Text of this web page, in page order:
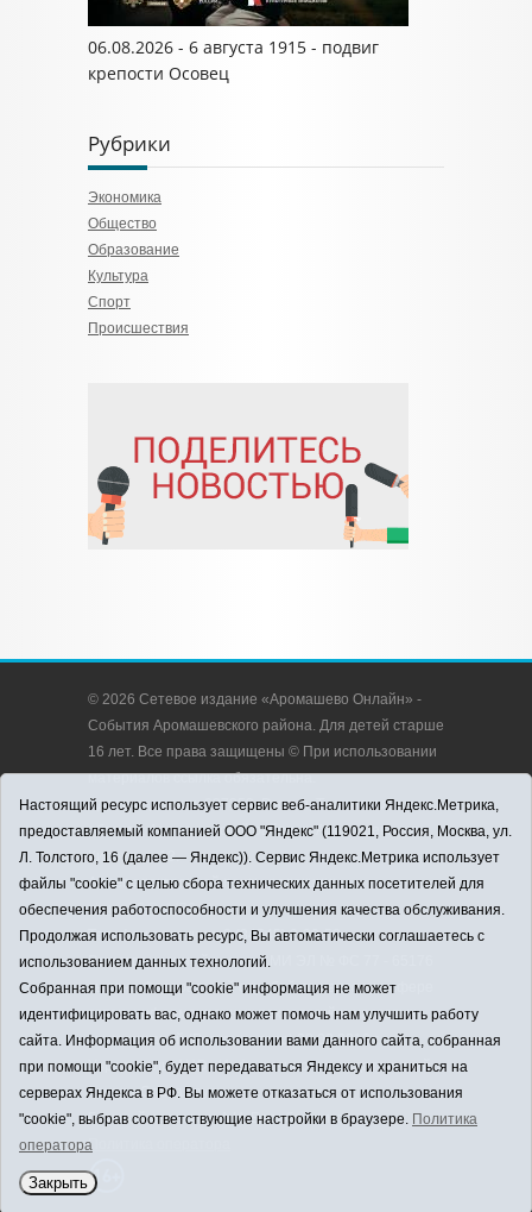
06.08.2026 - 6 августа 1915 - подвиг
крепости Осовец
Рубрики
Экономика
Общество
Образование
Культура
Спорт
Происшествия
© 2026 Сетевое издание «Аромашево Онлайн» -
События Аромашевского района. Для детей старше
16 лет. Все права защищены © При использовании
материалов ссылка обязательна.
Адрес редакции: 627350, Россия, Тюменская
область, Аромашевский район, с. Аромашево, ул.
Кирова, д. 13.
Адрес электронной почты редакции:
strudu72@obl72.ru
Телефон редакции: 8 (34545) 2-30-58
Регистрационный номер СМИ ЭЛ № ФС 77 - 65176
выдано Федеральной службой по надзору в сфере
связи, информационных технологий и массовых
коммуникаций (Роскомнадзор) 28.03.2016 г.
Учредитель: АНО «Информационно-издательский
центр «Слава труду».
Главный редактор: А.Н. Барабанщиков
Политика оператора
Настоящий ресурс использует сервис веб-аналитики Яндекс.Метрика,
предоставляемый компанией ООО "Яндекс" (119021, Россия, Москва, ул.
Л. Толстого, 16 (далее — Яндекс)). Сервис Яндекс.Метрика использует
файлы "cookie" с целью сбора технических данных посетителей для
обеспечения работоспособности и улучшения качества обслуживания.
Продолжая использовать ресурс, Вы автоматически соглашаетесь с
использованием данных технологий.
Собранная при помощи "cookie" информация не может
идентифицировать вас, однако может помочь нам улучшить работу
сайта. Информация об использовании вами данного сайта, собранная
при помощи "cookie", будет передаваться Яндексу и храниться на
серверах Яндекса в РФ. Вы можете отказаться от использования
"cookie", выбрав соответствующие настройки в браузере. Политика
оператора
Закрыть